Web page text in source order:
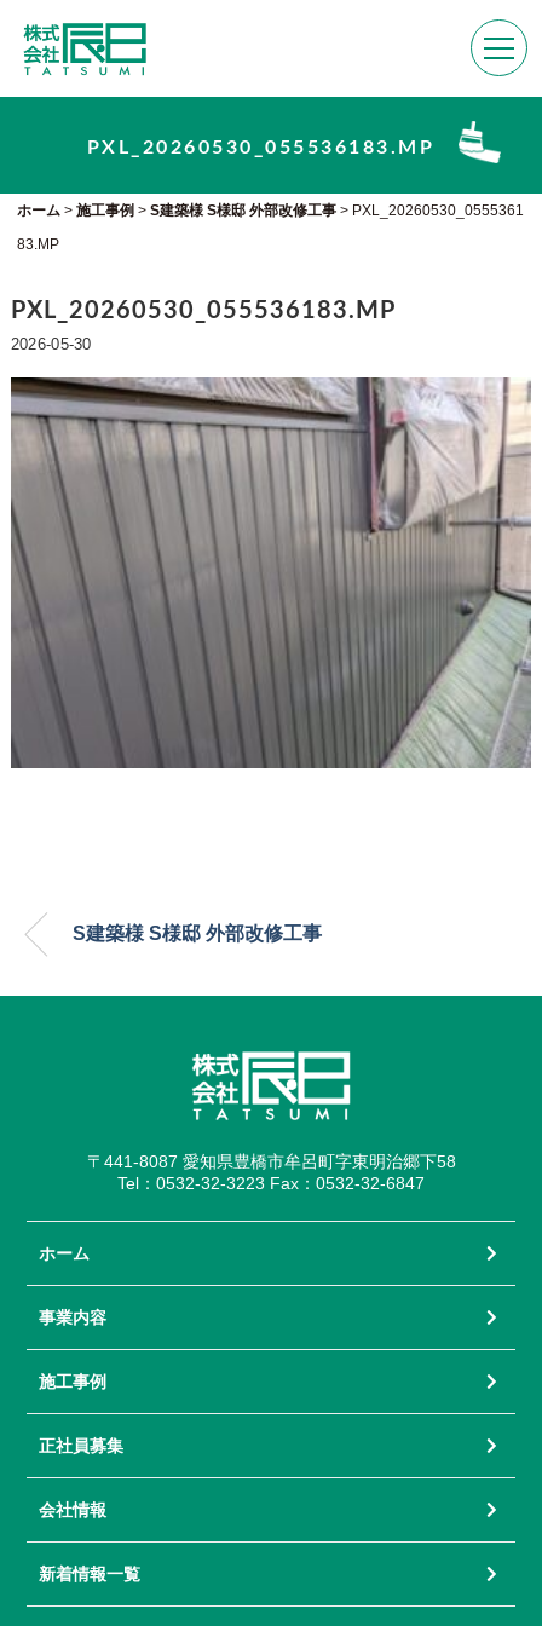
PXL_20260530_055536183.MP
ホーム> 施工事例 > S建築様 S様邸 外部改修工事> PXL_20260530_0555361
83.MP
PXL_20260530_055536183.MP
2026-05-30
S建築様 S様邸 外部改修工事
〒441-8087 愛知県豊橋市牟呂町字東明治郷下58
Tel：0532-32-3223 Fax：0532-32-6847
ホーム
事業内容
施工事例
正社員募集
会社情報
新着情報一覧